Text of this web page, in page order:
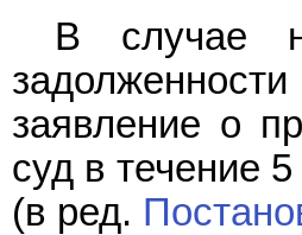
В случае
заявление о
суд в течение
(в ред.